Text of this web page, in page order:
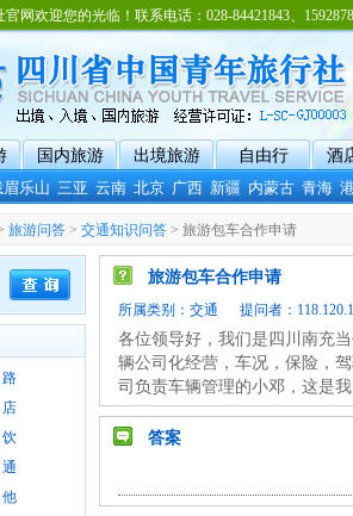
网欢迎您的光临！联系电话：028-84421843、
国内旅游 出境旅游 自由行
酒
眉乐山 三亚 云南 北京 广西 新疆 内蒙古 青海
旅游问答 > 交通知识问答 > 旅游包车合作申请
路
店
饮
他
旅游包车合作申请
所属类别： 交通 提问者：
各位领导好，我们是四川南充
辆公司化经营，车况，保险，
司负责车辆管理的小邓，这是
答案